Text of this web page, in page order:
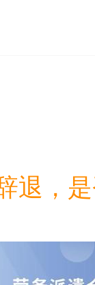
退，